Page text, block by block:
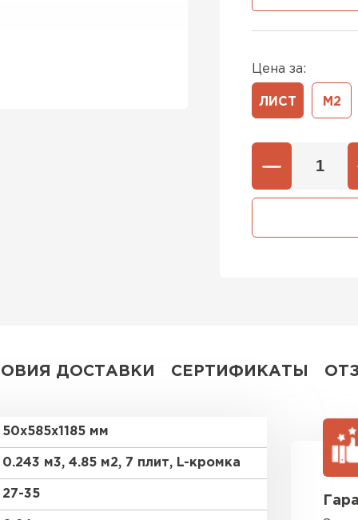
Цена за:
ЛИСТ М2
ДОСТАВКИ СЕРТИФИКАТЫ
50х585х1185 мм
0.243 м3, 4.85 м2, 7 плит, L-кромка
27-35
Рулонная